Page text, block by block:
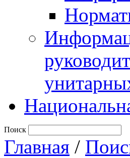
Поиск
Главная /